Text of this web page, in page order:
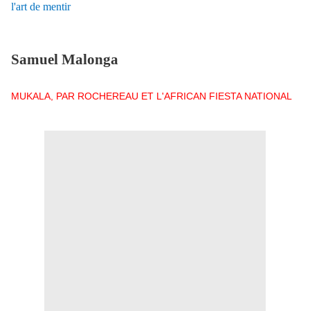
l'art de mentir
Samuel Malonga
MUKALA, PAR ROCHEREAU ET L'AFRICAN FIESTA NATIONAL